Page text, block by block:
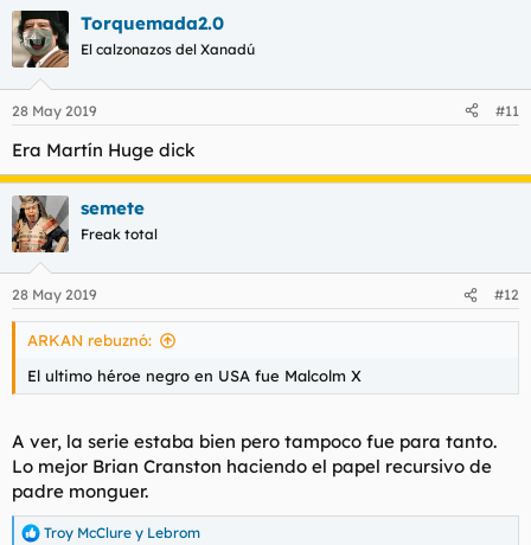
Torquemada2.0
El calzonazos del Xanadú
28 May 2019 #11
Era Martín Huge dick
semete
Freak total
28 May 2019 #12
ARKAN rebuznó:
El ultimo héroe negro en USA fue Malcolm X
A ver, la serie estaba bien pero tampoco fue para tanto.
Lo mejor Brian Cranston haciendo el papel recursivo de
padre monguer.
R
Troy McClure y Lebrom